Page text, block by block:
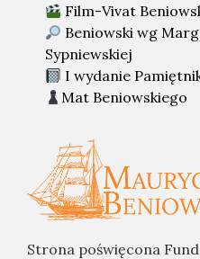
Strona poświęcona
Film-Vivat
Beniowski wg
Sypniewskiej
I wydanie
Mat Beniowskiego